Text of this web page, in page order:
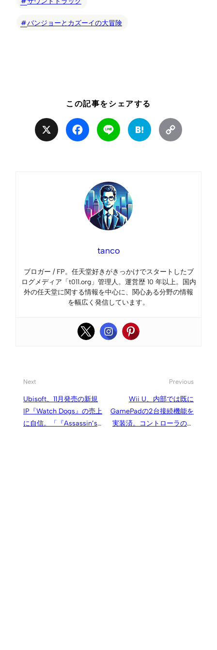
バンジョーとカズーイの大冒険
この記事をシェアする
Facebook Line Hatena
tanco
ブロガー / FP。任天堂好きがきっかけでスタートしたブ
ログメディア「t011.org」管理人。運営歴 10 年以上。国内
外の任天堂に関する情報を中心に、関心ある分野の情報
を幅広く発信しています。
Next
Ubisoft、11月発売の新規
IP『Watch Dogs』の売上
に自信。「『Assassin’s
Previous
Wii U、内部では既に
GamePadの2台接続機能を
実装済。コントローラのフ